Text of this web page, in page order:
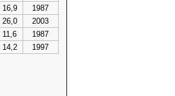
16,9 1987
26,0 2003
11,6 1987
14,2
1997